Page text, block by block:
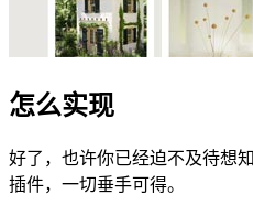
怎么实现
好了，也许你已经迫不及待想
插件，一切垂手可得。